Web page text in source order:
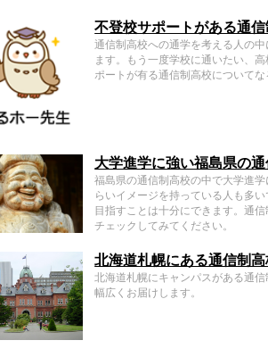
不登校サポートがある通信
通信制高校への通学を考える人の
ます。もう一度学校に通いたい、
ポートが有る通信制高校についてな
大学進学に強い福島県の
福島県の通信制高校の中で大学進
らいイメージを持っている人も多
目指すことは十分にできます。通
チェックしてみてください。
北海道札幌にある通信制
北海道札幌にキャンパスがある通
幅広くお届けします。